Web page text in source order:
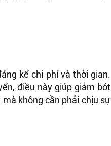
kể chi phí và thời gian.
điều này giúp giảm bớt
không cần phải chịu sự